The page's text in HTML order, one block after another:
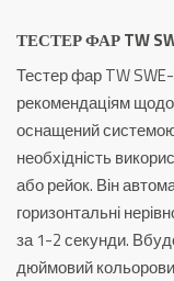
Line
quantity
ТЕСТЕР ФАР TW
Тестер фар TW
рекомендаціям
оснащений
необхідність
або рейок. Він
горизонтальні
за 1-2 секунди.
дюймовий